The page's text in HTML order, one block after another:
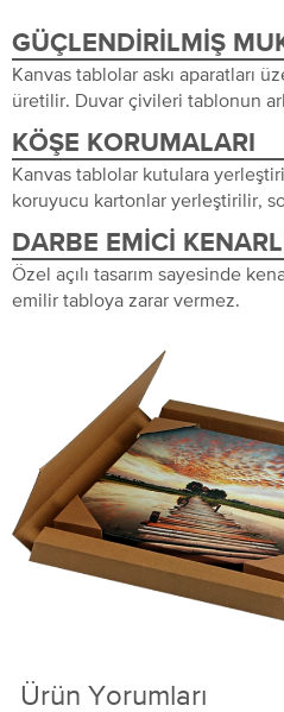
GÜÇLENDIRILMIŞ
Kanvas tablolar askı aparatları
üretilir. Duvar çivileri tablonun
KÖŞE KORUMALARI
Kanvas tablolar kutulara
koruyucu kartonlar yerleştirilir,
DARBE EMICI
Özel açılı tasarım sayesinde
emilir tabloya zarar vermez.
Ürün Yorumları